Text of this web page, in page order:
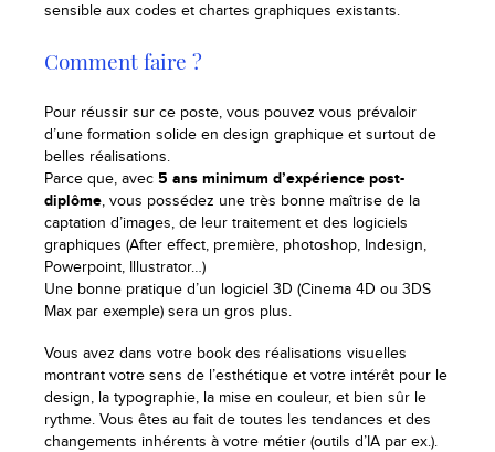
sensible aux codes et chartes graphiques existants.
Comment faire ?
Pour réussir sur ce poste, vous pouvez vous prévaloir
d’une formation solide en design graphique et surtout de
belles réalisations.
Parce que, avec 5 ans minimum d’expérience post-
diplôme, vous possédez une très bonne maîtrise de la
captation d’images, de leur traitement et des logiciels
graphiques (After effect, première, photoshop, Indesign,
Powerpoint, Illustrator…)
Une bonne pratique d’un logiciel 3D (Cinema 4D ou 3DS
Max par exemple) sera un gros plus.
Vous avez dans votre book des réalisations visuelles
montrant votre sens de l’esthétique et votre intérêt pour le
design, la typographie, la mise en couleur, et bien sûr le
rythme. Vous êtes au fait de toutes les tendances et des
changements inhérents à votre métier (outils d’IA par ex.).